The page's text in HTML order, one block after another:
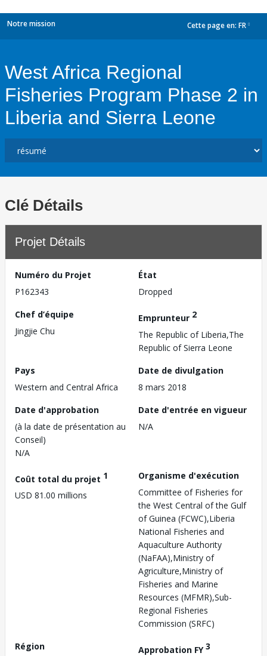
Notre mission Cette page en: FR
West Africa Regional
Fisheries Program Phase 2 in
Liberia and Sierra Leone
Clé Détails
Projet Détails
Numéro du Projet
P162343
État
Dropped
Chef d’équipe
Jingjie Chu
Emprunteur 2
The Republic of Liberia,The
Republic of Sierra Leone
Pays
Western and Central Africa
Date de divulgation
8 mars 2018
Date d'approbation
(à la date de présentation au
Conseil)
N/A
Date d'entrée en vigueur
N/A
Coût total du projet 1
USD 81.00 millions
Organisme d'exécution
Committee of Fisheries for
the West Central of the Gulf
of Guinea (FCWC),Liberia
National Fisheries and
Aquaculture Authority
(NaFAA),Ministry of
Agriculture,Ministry of
Fisheries and Marine
Resources (MFMR),Sub-
Regional Fisheries
Commission (SRFC)
Région
Approbation FY3